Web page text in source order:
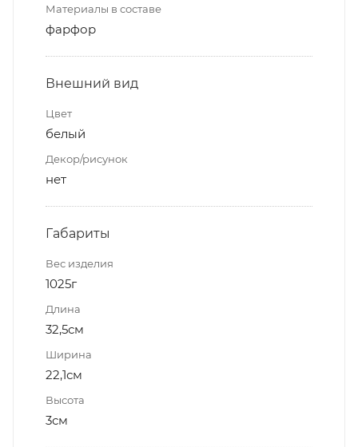
Материалы в составе
фарфор
Внешний вид
Цвет
белый
Декор/рисунок
нет
Габариты
Вес изделия
1025г
Длина
32,5см
Ширина
22,1см
Высота
3см